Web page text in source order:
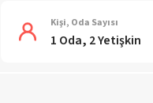
Kişi, Oda Sayısı
1 Oda, 2 Yetişkin